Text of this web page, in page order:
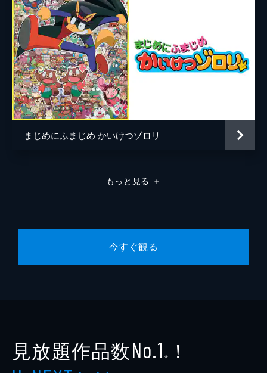
まじめにふまじめ かいけつゾロリ
もっと見る ＋
今すぐ観る
見放題作品数No.1 ※ ！